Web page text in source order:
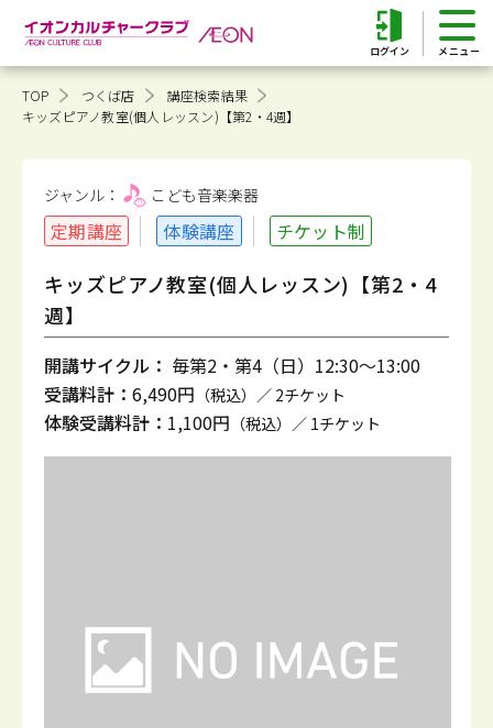
ログイン
TOP つくば店
講座検索結果
キッズピアノ教室(個人レッスン)【第2・4週】
ジャンル： こども音楽楽器
定期講座 体験講座 チケット制
キッズピアノ教室(個人レッスン)【第2・4
週】
開講サイクル： 毎第2・第4（日）12:30～13:00
受講料計： 6,490円 （税込）／ 2チケット
体験受講料計： 1,100円 （税込）／ 1チケット